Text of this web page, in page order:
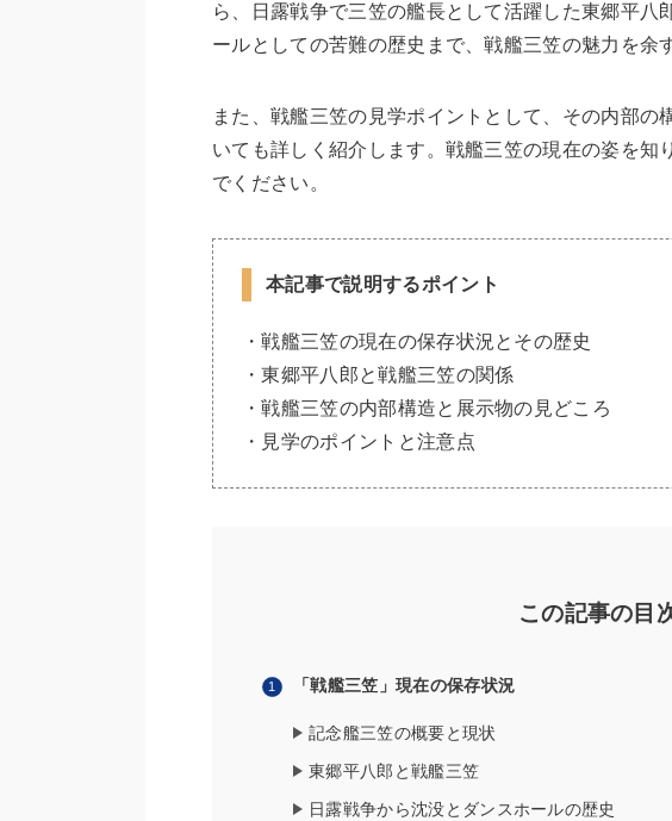
ら、日露戦争で三笠の艦長として活躍した東郷平八
ールとしての苦難の歴史まで、戦艦三笠の魅力を余
また、戦艦三笠の見学ポイントとして、その内部の
いても詳しく紹介します。戦艦三笠の現在の姿を知
でください。
本記事で説明するポイント
・戦艦三笠の現在の保存状況とその歴史
・東郷平八郎と戦艦三笠の関係
・戦艦三笠の内部構造と展示物の見どころ
・見学のポイントと注意点
この記事の目
「戦艦三笠」現在の保存状況
記念艦三笠の概要と現状
東郷平八郎と戦艦三笠
日露戦争から沈没とダンスホールの歴史